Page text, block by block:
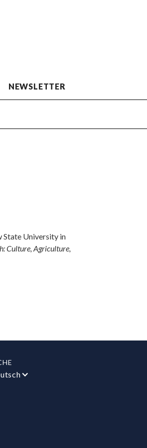
NEWSLETTER
State University in
Culture, Agriculture,